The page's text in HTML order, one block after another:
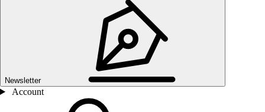
Newsletter
Account